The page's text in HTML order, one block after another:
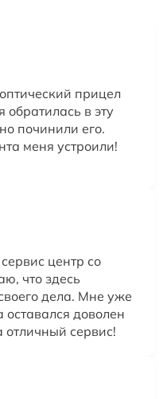
прицел
обратилась в эту
починили его.
меня устроили!
центр со
что здесь
дела. Мне уже
оставался доволен
отличный сервис!